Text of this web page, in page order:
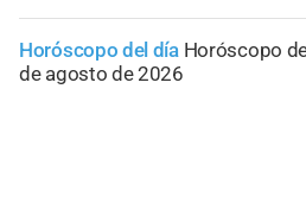
Horóscopo del día Horóscopo
de agosto de 2026